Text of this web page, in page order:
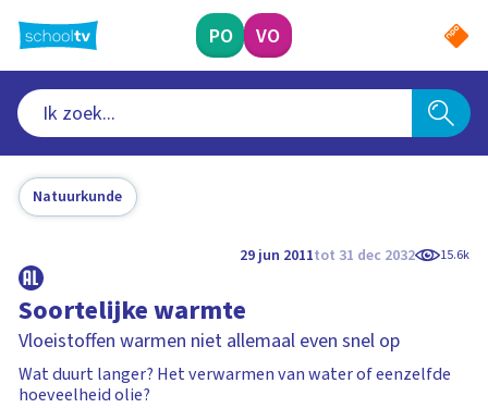
naar
hoofdinhoud
PO VO
Natuurkunde
29 jun 2011tot 31 dec 2032 15.6k
Soortelijke warmte
Vloeistoffen warmen niet allemaal even snel op
Wat duurt langer? Het verwarmen van water of eenzelfde
hoeveelheid olie?